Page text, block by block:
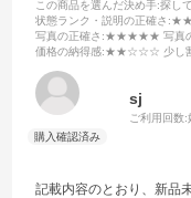
この商品を選んだ決め手:探し
状態ランク・説明の正確さ
写真の正確さ :★★★★★ 写真の
価格の納得感:★★☆☆☆ 少し割
sj
ご利用回数:
記載内容のとおり、新品